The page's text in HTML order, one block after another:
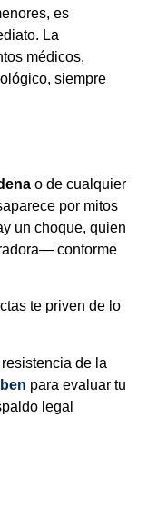
es
La
médicos,
siempre
o de cualquier
por mitos
un choque, quien
conforme
te priven de lo
de la
para evaluar tu
legal